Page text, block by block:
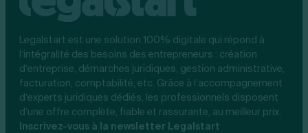
Legalstart est une solution 100% digitale qui répond à
l’intégralité des besoins des entrepreneurs : création
d’entreprise, démarches juridiques, gestion administrative,
facturation, comptabilité, etc. Grâce à l’accompagnement
d’experts juridiques dédiés, les professionnels disposent
d’une offre complète, fiable et rassurante, au meilleur prix.
Inscrivez-vous à la newsletter Legalstart